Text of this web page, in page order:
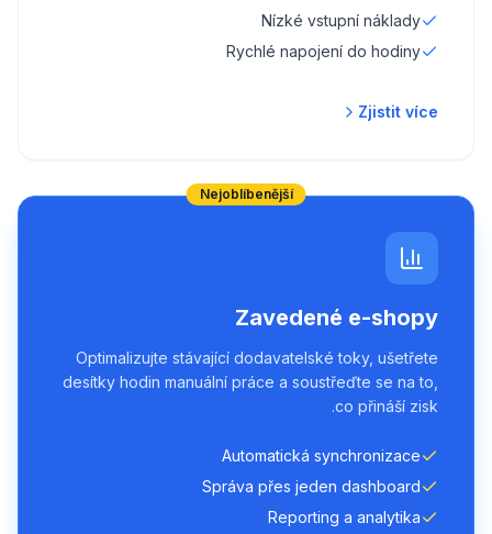
Nízké vstupní náklady
Rychlé napojení do hodiny
Zjistit více
Nejoblíbenější
Zavedené e-shopy
Optimalizujte stávající dodavatelské toky, ušetřete
desítky hodin manuální práce a soustřeďte se na to,
co přináší zisk.
Automatická synchronizace
Správa přes jeden dashboard
Reporting a analytika